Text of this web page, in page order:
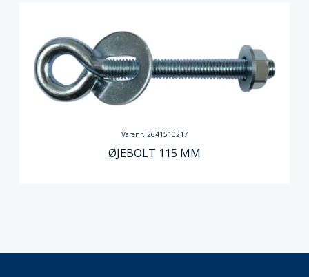
Varenr. 2641510217
ØJEBOLT 115 MM